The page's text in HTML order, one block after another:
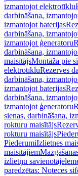
izmantojot elektrotīklu
darbināšana,
izmantojot baterijas
darbināšana,
izmantojot ģeneratoru
darbināšana,
maisītājsMontāža pie
elektrotīkluRezerves
darbināšana,
izmantojot baterijas
darbināšana,
izmantojot ģeneratoru
sienas, darbināšana,
rokturu maisītājs
rokturu maisītājs
PiederumiIzlietnes
maisītājiem
izlietņu
paredzētas: Noteces